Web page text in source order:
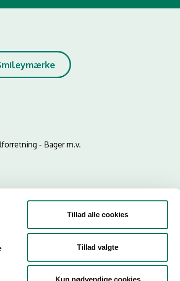
Tillad alle cookies
Tillad valgte
Kun nødvendige cookies
- Bager m.v.